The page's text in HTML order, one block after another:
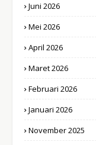
Juni 2026
Mei 2026
April 2026
Maret 2026
Februari 2026
Januari 2026
November 2025